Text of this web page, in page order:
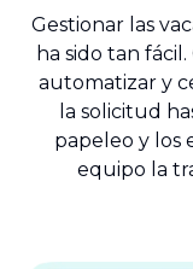
Gestionar las
ha sido tan
automatizar y
la solicitud
papeleo y los
equipo la